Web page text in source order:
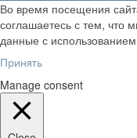
Во время посещения
соглашаетесь с тем, что
данные с
Принять
Manage consent